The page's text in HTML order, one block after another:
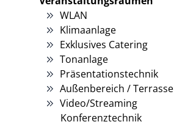
WLAN
Klimaanlage
Exklusives Catering
Tonanlage
Präsentationstechnik
Außenbereich / Terrasse
Video/Streaming
Konferenztechnik